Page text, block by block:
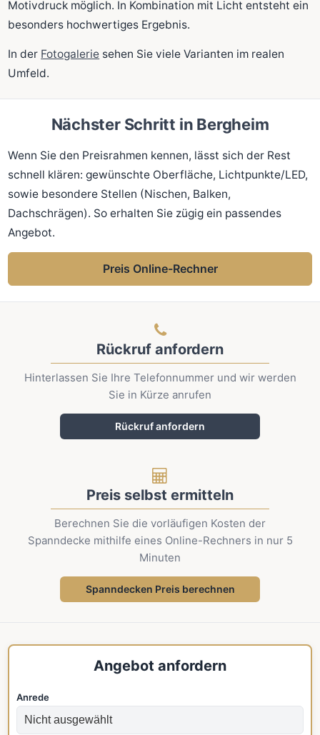
Motivdruck möglich. In Kombination mit Licht entsteht ein
besonders hochwertiges Ergebnis.
In der Fotogalerie sehen Sie viele Varianten im realen
Umfeld.
Nächster Schritt in Bergheim
Wenn Sie den Preisrahmen kennen, lässt sich der Rest
schnell klären: gewünschte Oberfläche, Lichtpunkte/LED,
sowie besondere Stellen (Nischen, Balken,
Dachschrägen). So erhalten Sie zügig ein passendes
Angebot.
Preis Online-Rechner
Rückruf anfordern
Hinterlassen Sie Ihre Telefonnummer und wir werden
Sie in Kürze anrufen
Rückruf anfordern
Preis selbst ermitteln
Berechnen Sie die vorläufigen Kosten der
Spanndecke mithilfe eines Online-Rechners in nur 5
Minuten
Spanndecken Preis berechnen
Angebot anfordern
Anrede